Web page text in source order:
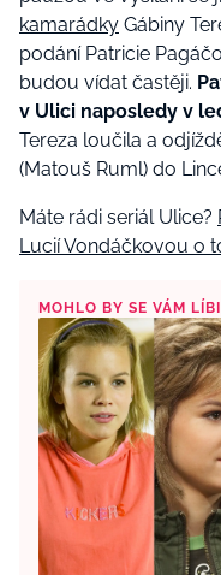
kamarádky Gábiny
podání Patricie
budou vídat častěji.
v Ulici naposledy v
Tereza loučila a
(Matouš Ruml) do
Máte rádi seriál Ulice?
Lucií Vondáčkovou o
MOHLO BY SE VÁM